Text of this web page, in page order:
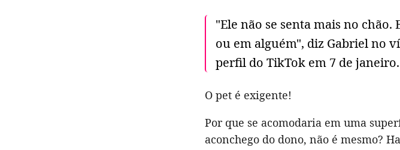
"Ele não se senta mais no
ou em alguém", diz Gabriel no
perfil do TikTok em 7 de janeiro.
O pet é exigente!
Por que se acomodaria em uma
aconchego do dono, não é mesmo?